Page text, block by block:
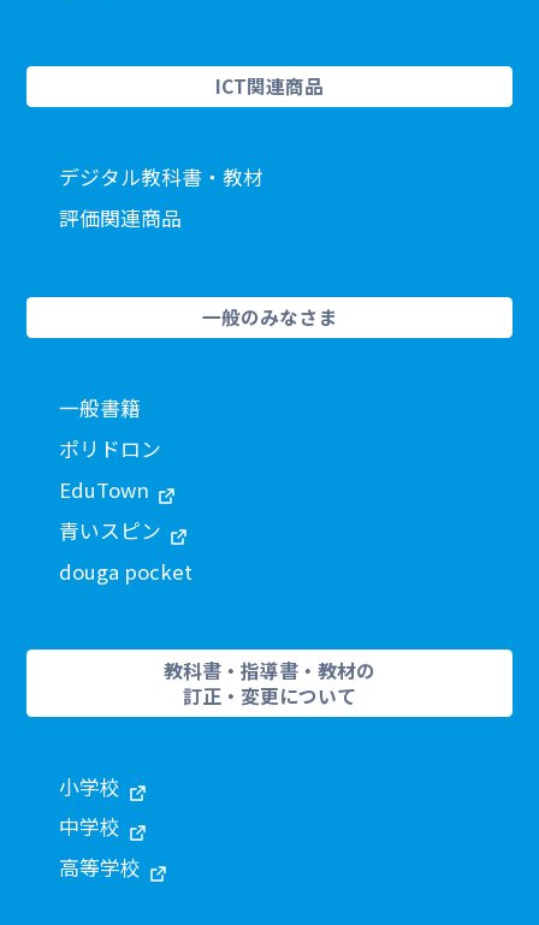
ICT関連商品
デジタル教科書・教材
評価関連商品
一般のみなさま
一般書籍
ポリドロン
EduTown
青いスピン
douga pocket
教科書・指導書・教材の
訂正・変更について
小学校
中学校
高等学校